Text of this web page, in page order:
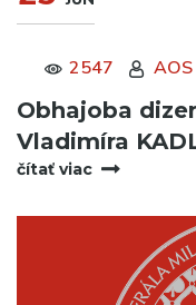
2547 AOS
Obhajoba
Vladimíra
čítať viac